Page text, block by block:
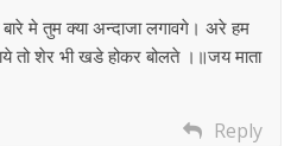
मे तुम क्या अन्दाजा लगावगे। अरे हम
तो शेर भी खडे होकर बोलते ।॥जय माता
Reply